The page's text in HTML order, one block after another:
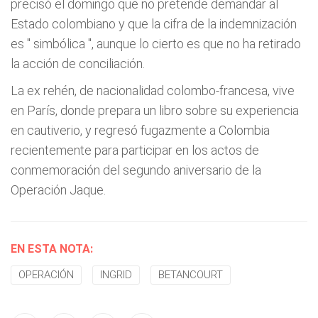
precisó el domingo que no pretende demandar al
Estado colombiano y que la cifra de la indemnización
es " simbólica ", aunque lo cierto es que no ha retirado
la acción de conciliación.
La ex rehén, de nacionalidad colombo-francesa, vive
en París, donde prepara un libro sobre su experiencia
en cautiverio, y regresó fugazmente a Colombia
recientemente para participar en los actos de
conmemoración del segundo aniversario de la
Operación Jaque.
EN ESTA NOTA:
OPERACIÓN INGRID BETANCOURT